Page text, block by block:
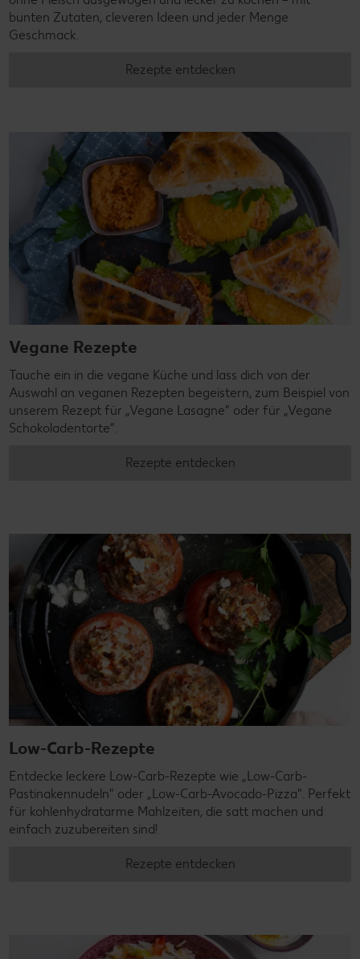
bunten Zutaten, cleveren Ideen und jeder Menge
Geschmack.
Rezepte entdecken
Vegane Rezepte
Tauche ein in die vegane Küche und lass dich von der
Auswahl an veganen Rezepten begeistern, zum Beispiel von
unserem Rezept für „Vegane Lasagne“ oder für „Vegane
Schokoladentorte“.
Rezepte entdecken
Low-Carb-Rezepte
Entdecke leckere Low-Carb-Rezepte wie „Low-Carb-
Pastinakennudeln" oder „Low-Carb-Avocado-Pizza". Perfekt
für kohlenhydratarme Mahlzeiten, die satt machen und
einfach zuzubereiten sind!
Rezepte entdecken